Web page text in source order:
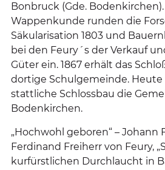
Bonbruck (Gde.
Wappenkunde runden die
Säkularisation 1803 und
bei den Feury´s der Verkauf
Güter ein. 1867 erhält das
dortige Schulgemeinde.
stattliche Schlossbau die
Bodenkirchen.
„Hochwohl geboren“ – Johann
Ferdinand Freiherr von Feury,
kurfürstlichen Durchlaucht in